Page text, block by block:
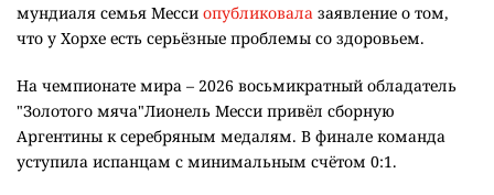
мундиаля семья Месси опубликовала заявление о том,
что у Хорхе есть серьёзные проблемы со здоровьем.
На чемпионате мира – 2026 восьмикратный обладатель
"Золотого мяча"Лионель Месси привёл сборную
Аргентины к серебряным медалям. В финале команда
уступила испанцам с минимальным счётом 0:1.